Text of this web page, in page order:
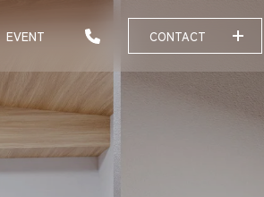
EVENT CONTACT